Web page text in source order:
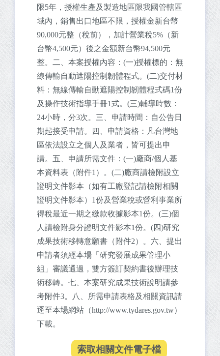
限5年，授權生產及製造地區限我國管轄區
域內，銷售出口地區不限，授權金新台幣
90,000元整（稅前），加計營業稅5%（新
台幣4,500元）後之金額新台幣94,500元
整。二、本案授權內容：(一)授權標的：無
線傳輸自動遮陽控制韌體程式。(二)交付材
料：無線傳輸自動遮陽控制韌體程式碼1份
及操作技術指導手冊1式。(三)輔導時數：
24小時，分3次。三、申請時間：自公告日
期起接受申請。四、申請資格：凡台灣地
區依法設立之個人及業者，皆可提出申
請。五、申請所需文件：(一)廠商/個人基
本資料表（附件1）。(二)廠商請檢附設立
證明文件影本（如有工廠登記請檢附相關
證明文件影本）1份及營業稅或營利事業所
得稅最近一期之繳款收據影本1份。(三)個
人請檢附身分證明文件影本1份。(四)研究
成果技術移轉意願書（附件2）。六、提出
申請者須經本場「研究發展成果管理小
組」審議通過，雙方簽訂契約書後辦理技
術移轉。七、本案研究成果技術說明請參
考附件3。八、所需申請表格及相關資訊請
逕至本場網站（http://www.tydares.gov.tw）
下載。